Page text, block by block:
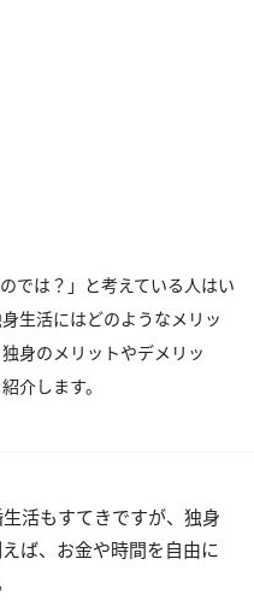
では？」と考えている人はい
生活にはどのようなメリッ
身のメリットやデメリッ
介します。
活もすてきですが、独身
ば、お金や時間を自由に